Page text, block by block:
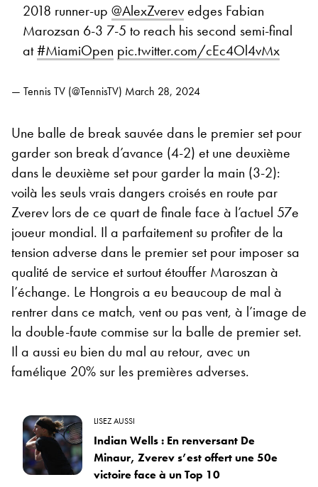
2018 runner-up @AlexZverevedges Fabian
Marozsan 6-3 7-5 to reach his second semi-final
at#MiamiOpen pic.twitter.com/cEc4Ol4vMx
— Tennis TV (@TennisTV) March 28, 2024
Une balle de break sauvée dans le premier set pour
garder son break d’avance (4-2) et une deuxième
dans le deuxième set pour garder la main (3-2):
voilà les seuls vrais dangers croisés en route par
Zverev lors de ce quart de finale face à l’actuel 57e
joueur mondial. Il a parfaitement su profiter de la
tension adverse dans le premier set pour imposer sa
qualité de service et surtout étouffer Maroszan à
l’échange. Le Hongrois a eu beaucoup de mal à
rentrer dans ce match, vent ou pas vent, à l’image de
la double-faute commise sur la balle de premier set.
Il a aussi eu bien du mal au retour, avec un
famélique 20% sur les premières adverses.
LISEZ AUSSI
Indian Wells : En renversant De
Minaur, Zverev s’est offert une 50e
victoire face à un Top 10